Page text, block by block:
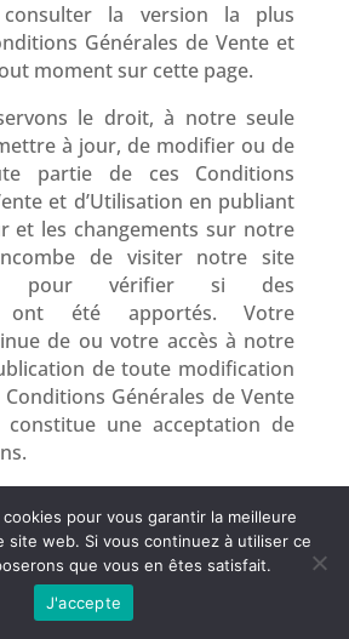
la version la plus
Générales de Vente et
moment sur cette page.
le droit, à notre seule
à jour, de modifier ou de
partie de ces Conditions
et d’Utilisation en publiant
et les changements sur notre
de visiter notre site
pour vérifier si des
ont été apportés. Votre
de ou votre accès à notre
de toute modification
Générales de Vente
constitue une acceptation de
concernant les Conditions
et d’Utilisation devraient
à sales@puranatura.fr.
pour vous garantir la meilleure
site web. Si vous continuez à utiliser ce
que vous en êtes satisfait.
J'accepte